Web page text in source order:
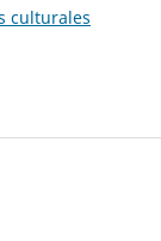
culturales